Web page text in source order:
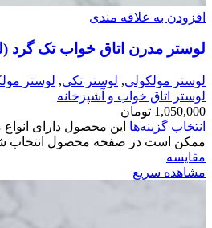
افزودن به علاقه مندی
لوستر مدرن اتاق خواب تک گرد
لوستر مولکولی, لوستر تکی, لوستر
لوستر اتاق خواب و آشپزخانه
1,050,000 تومان
انتخاب گزینه‌ها این محصول دارای
ممکن است در صفحه محصول انتخاب
مقایسه
مشاهده سریع